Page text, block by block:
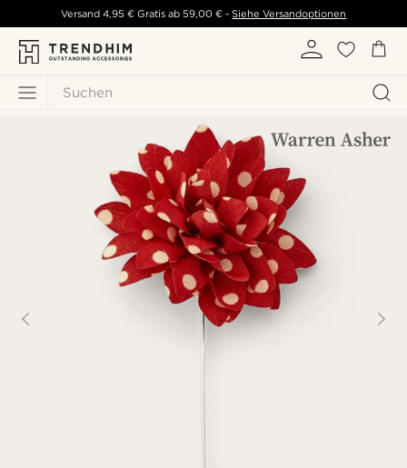
Suchen
Versand 4,95 € Gratis ab 59,00 € - Siehe Versandoptionen